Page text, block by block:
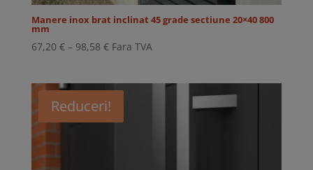
Manere inox brat inclinat 45 grade sectiune 20×40 800
mm
67,20 € – 98,58 €Interval
67,20 €
până
la
Fara TVA
Reduceri!